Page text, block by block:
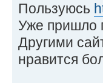
Пользуюсь
Уже пришло
Другими
нравится